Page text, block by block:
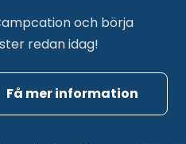
och börja
redan idag!
Få mer information